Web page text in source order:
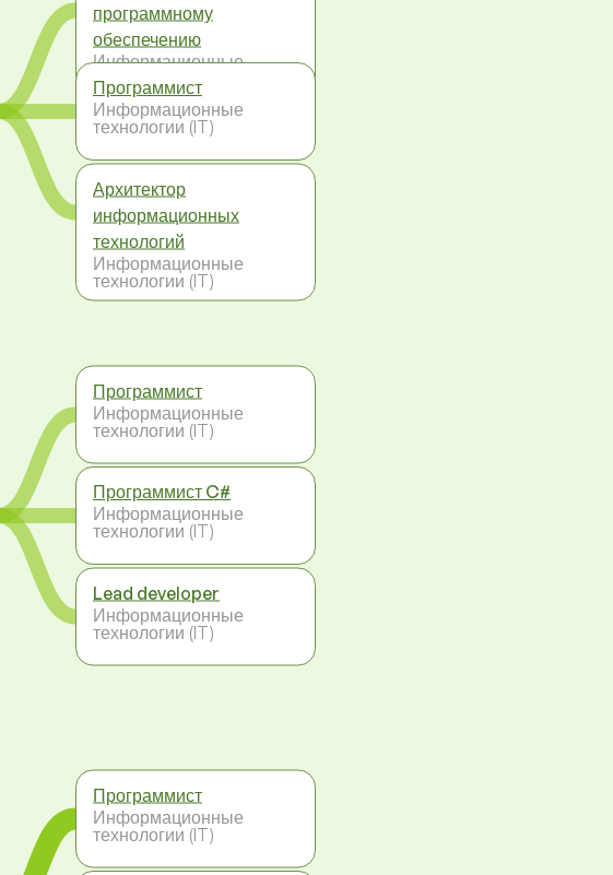
программному
обеспечению
Информационные
технологии (IT)
Программист
Информационные
технологии (IT)
Архитектор
информационных
технологий
Информационные
технологии (IT)
Программист
Информационные
технологии (IT)
Программист C#
Информационные
технологии (IT)
Lead developer
Информационные
технологии (IT)
Программист
Информационные
технологии (IT)